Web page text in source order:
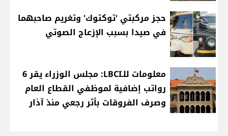
حجز مركبتي 'توكتوك' وتغريم صاحبهما
في صيدا بسبب الإزعاج الصوتي
معلومات للـLBCI: مجلس الوزراء يقر 6
رواتب إضافية لموظفي القطاع العام
وصرف الفروقات بأثر رجعي منذ آذار